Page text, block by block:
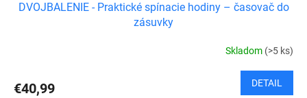
DVOJBALENIE - Praktické spínacie hodiny – časovač do
zásuvky
Skladom (>5 ks)
€40,99 DETAIL